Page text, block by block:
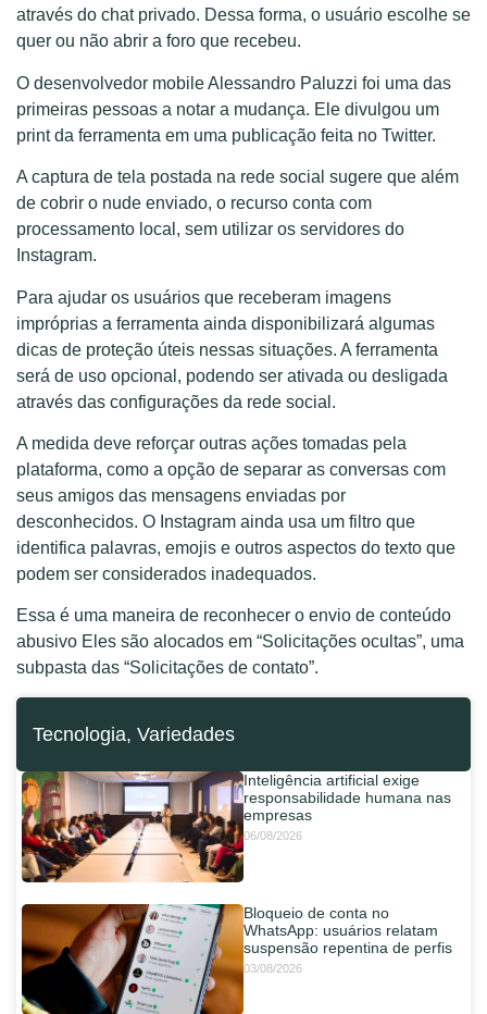
através do chat privado. Dessa forma, o usuário escolhe se
quer ou não abrir a foro que recebeu.
O desenvolvedor mobile Alessandro Paluzzi foi uma das
primeiras pessoas a notar a mudança. Ele divulgou um
print da ferramenta em uma publicação feita no Twitter.
A captura de tela postada na rede social sugere que além
de cobrir o nude enviado, o recurso conta com
processamento local, sem utilizar os servidores do
Instagram.
Para ajudar os usuários que receberam imagens
impróprias a ferramenta ainda disponibilizará algumas
dicas de proteção úteis nessas situações. A ferramenta
será de uso opcional, podendo ser ativada ou desligada
através das configurações da rede social.
A medida deve reforçar outras ações tomadas pela
plataforma, como a opção de separar as conversas com
seus amigos das mensagens enviadas por
desconhecidos. O Instagram ainda usa um filtro que
identifica palavras, emojis e outros aspectos do texto que
podem ser considerados inadequados.
Essa é uma maneira de reconhecer o envio de conteúdo
abusivo Eles são alocados em “Solicitações ocultas”, uma
subpasta das “Solicitações de contato”.
Tecnologia, Variedades
Inteligência artificial exige
responsabilidade humana nas
empresas
06/08/2026
Bloqueio de conta no
WhatsApp: usuários relatam
suspensão repentina de perfis
03/08/2026